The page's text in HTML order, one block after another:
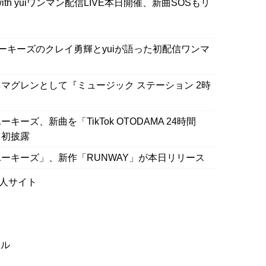
yuiワンマン配信LIVE本日開催、新曲SOSもリ
キーズのクレイ勇輝とyuiが語った初配信ワンマ
グレンとして『ミュージック ステーション 2時
キーズ、新曲を「TikTok OTODAMA 24時間
披露
キーズ」、新作「RUNWAY」が本日リリース
サイト